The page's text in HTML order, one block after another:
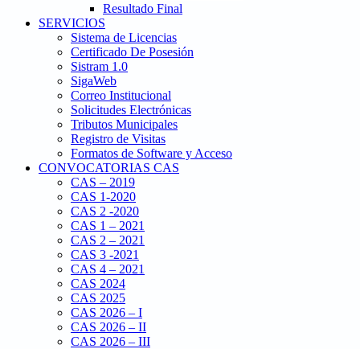
Resultado Final
SERVICIOS
Sistema de Licencias
Certificado De Posesión
Sistram 1.0
SigaWeb
Correo Institucional
Solicitudes Electrónicas
Tributos Municipales
Registro de Visitas
Formatos de Software y Acceso
CONVOCATORIAS CAS
CAS – 2019
CAS 1-2020
CAS 2 -2020
CAS 1 – 2021
CAS 2 – 2021
CAS 3 -2021
CAS 4 – 2021
CAS 2024
CAS 2025
CAS 2026 – I
CAS 2026 – II
CAS 2026 – III